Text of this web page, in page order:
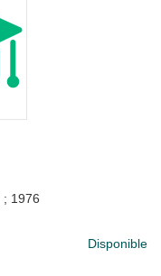
; 1976
Disponible